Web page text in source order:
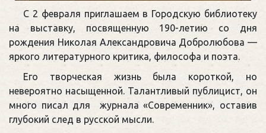
С 2 февраля приглашаем в Городскую библиотеку
на выставку, посвященную 190-летию со дня
рождения Николая Александровича Добролюбова —
яркого литературного критика, философа и поэта.
Его творческая жизнь была короткой, но
невероятно насыщенной. Талантливый публицист, он
много писал для журнала «Современник», оставив
глубокий след в русской мысли.